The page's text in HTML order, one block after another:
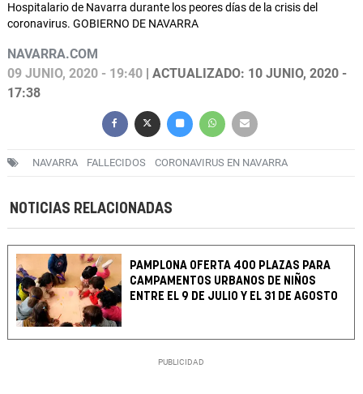
Hospitalario de Navarra durante los peores días de la crisis del
coronavirus. GOBIERNO DE NAVARRA
NAVARRA.COM
09 JUNIO, 2020 - 19:40 | ACTUALIZADO: 10 JUNIO, 2020 -
17:38
NAVARRA FALLECIDOS CORONAVIRUS EN NAVARRA
NOTICIAS RELACIONADAS
PAMPLONA OFERTA 400 PLAZAS PARA
CAMPAMENTOS URBANOS DE NIÑOS
ENTRE EL 9 DE JULIO Y EL 31 DE AGOSTO